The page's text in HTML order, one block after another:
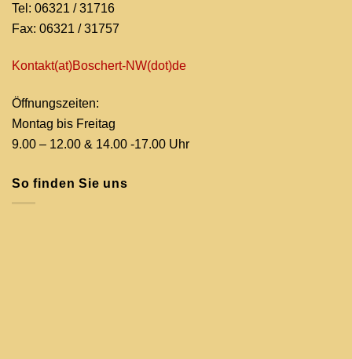
Tel: 06321 / 31716
Fax: 06321 / 31757
Kontakt(at)Boschert-NW(dot)de
Öffnungszeiten:
Montag bis Freitag
9.00 – 12.00 & 14.00 -17.00 Uhr
So finden Sie uns